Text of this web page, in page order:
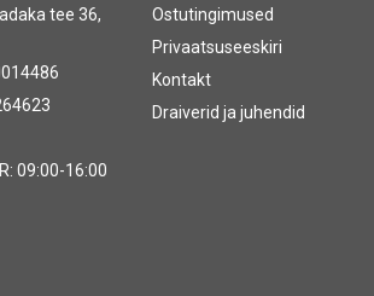
tee 36,
09:00-16:00
Ostutingimused
Privaatsuseeskiri
Kontakt
Draiverid ja juhendid